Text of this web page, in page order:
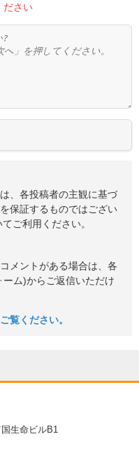
ださい
、各投稿者の主観に基づ
保証するものではござい
ご利用ください。
メントがある場合は、各
ム)からご返信いただけ
覧ください。
生命ビルB1